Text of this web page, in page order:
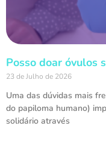
Posso doar óvulos
23 de Julho de 2026
Uma das dúvidas mais
do papiloma humano)
solidário através